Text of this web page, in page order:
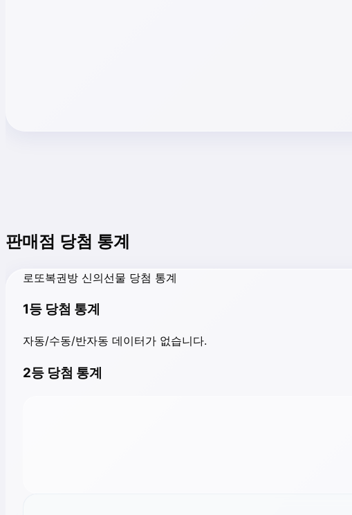
판매점 당첨 통계
로또복권방 신의선물 당첨 통계
1등 당첨 통계
자동/수동/반자동 데이터가 없습니다.
2등 당첨 통계